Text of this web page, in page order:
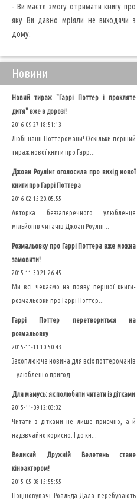
- Ви маєте змогу отримати книгу про
яку Ви давно мріяли не виходячи з
дому.
Новини
Новий тираж "Гаррі Поттер і прокляте
дитя" вже в дорозі!
2016-09-27 18:51:13
Любі наші Поттеромани! Оскільки перший
тираж нової книги про Гарр...
Джоан Роулінг оголосила про вихід нової
книги про Гаррі Поттера
2016-02-15 20:05:55
Авторка беззаперечного улюбленця
мільйонів читачів Джоан Роулін...
Розмальовку про Гаррі Поттера вже можна
замовити!
2015-11-30 21:26:45
Ми всі чекаємо на появу першої книги-
розмальовки про Гаррі Поттер...
Гаррі Поттер перетвориться на
розмальовку
2015-11-11 10:50:43
Захоплююча новина для всіх поттероманів
- улюблені о пригод...
Для мамусь: як полюбити читати із дітками
2015-11-09 12:03:32
Читати з дітками не лише приємно, а й
надзвчайно корисно. І до кн...
Великий Дружній Велетень стане
кіноактором!
2015-05-08 15:55:55
Поціновувачі Роальда Дала перебувають